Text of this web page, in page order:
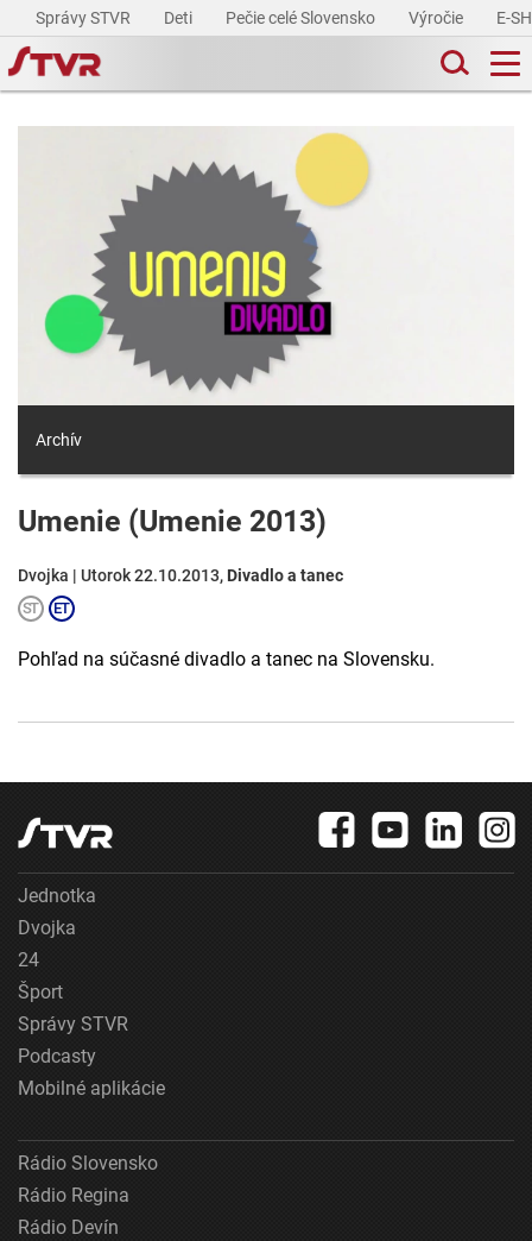
Správy STVR Deti Pečie celé Slovensko Výročie E-
Archív
Umenie (Umenie 2013)
Dvojka | Utorok 22.10.2013, Divadlo a tanec
Pohľad na súčasné divadlo a tanec na Slovensku.
Jednotka
Dvojka
24
Šport
Správy STVR
Podcasty
Mobilné aplikácie
Rádio Slovensko
Rádio Regina
Rádio Devín